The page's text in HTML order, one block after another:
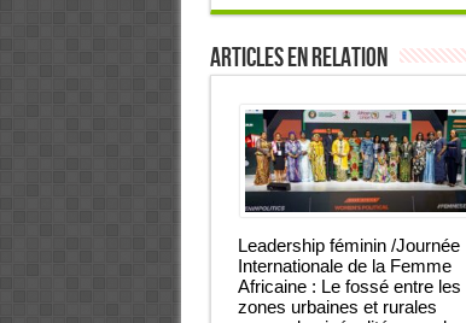
Articles en relation
Leadership féminin /Journée
Internationale de la Femme
Africaine : Le fossé entre les
zones urbaines et rurales